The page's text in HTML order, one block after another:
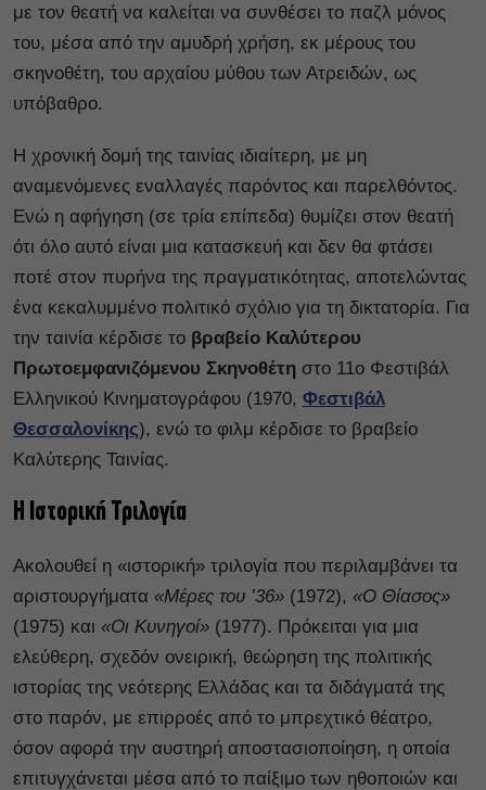
με τον θεατή να καλείται να συνθέσει το παζλ μόνος
του, μέσα από την αμυδρή χρήση, εκ μέρους του
σκηνοθέτη, του αρχαίου μύθου των Ατρειδών, ως
υπόβαθρο.
Η χρονική δομή της ταινίας ιδιαίτερη, με μη
αναμενόμενες εναλλαγές παρόντος και παρελθόντος.
Ενώ η αφήγηση (σε τρία επίπεδα) θυμίζει στον θεατή
ότι όλο αυτό είναι μια κατασκευή και δεν θα φτάσει
ποτέ στον πυρήνα της πραγματικότητας, αποτελώντας
ένα κεκαλυμμένο πολιτικό σχόλιο για τη δικτατορία. Για
την ταινία κέρδισε το βραβείο Καλύτερου
Πρωτοεμφανιζόμενου Σκηνοθέτη στο 11ο Φεστιβάλ
Ελληνικού Κινηματογράφου (1970, Φεστιβάλ
Θεσσαλονίκης), ενώ το φιλμ κέρδισε το βραβείο
Καλύτερης Ταινίας.
Η Ιστορική Τριλογία
Ακολουθεί η «ιστορική» τριλογία που περιλαμβάνει τα
αριστουργήματα «Μέρες του ’36» (1972), «Ο Θίασος»
(1975) και «Οι Κυνηγοί» (1977). Πρόκειται για μια
ελεύθερη, σχεδόν ονειρική, θεώρηση της πολιτικής
ιστορίας της νεότερης Ελλάδας και τα διδάγματά της
στο παρόν, με επιρροές από το μπρεχτικό θέατρο,
όσον αφορά την αυστηρή αποστασιοποίηση, η οποία
επιτυγχάνεται μέσα από το παίξιμο των ηθοποιών και